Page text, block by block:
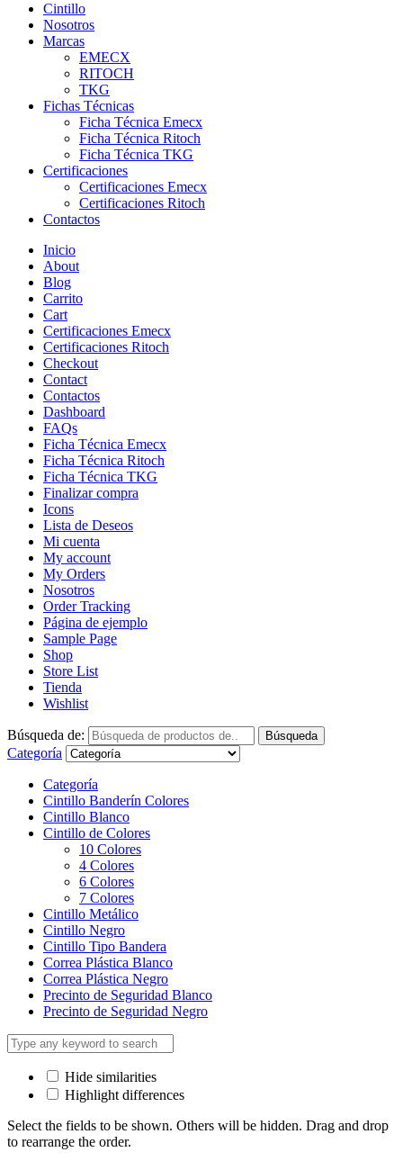
Cintillo
Nosotros
Marcas
EMECX
RITOCH
TKG
Fichas Técnicas
Ficha Técnica Emecx
Ficha Técnica Ritoch
Ficha Técnica TKG
Certificaciones
Certificaciones Emecx
Certificaciones Ritoch
Contactos
Inicio
About
Blog
Carrito
Cart
Certificaciones Emecx
Certificaciones Ritoch
Checkout
Contact
Contactos
Dashboard
FAQs
Ficha Técnica Emecx
Ficha Técnica Ritoch
Ficha Técnica TKG
Finalizar compra
Icons
Lista de Deseos
Mi cuenta
My account
My Orders
Nosotros
Order Tracking
Página de ejemplo
Sample Page
Shop
Store List
Tienda
Wishlist
Búsqueda de: Búsqueda
Categoría
Categoría
Cintillo Banderín Colores
Cintillo Blanco
Cintillo de Colores
10 Colores
4 Colores
6 Colores
7 Colores
Cintillo Metálico
Cintillo Negro
Cintillo Tipo Bandera
Correa Plástica Blanco
Correa Plástica Negro
Precinto de Seguridad Blanco
Precinto de Seguridad Negro
Hide similarities
Highlight differences
Select the fields to be shown. Others will be hidden. Drag and drop
to rearrange the order.